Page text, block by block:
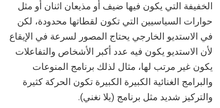
الخفيفة التي يكون فيها ضيف أو مذيعان اثنان أو مثل
حوارات السياسيين التي تكون لقطاتها محدودة، لكن
في الاستديو الخارجي يحتاج المصور لسرعة في الإيقاع
لأن الاستديو يكون فيه عدد أكبر الأشخاص والتفاعلات
يكون غير مرتب لها، مثال لذلك برنامج المنوعات
والبرامج الغنائية الكبيرة الكبيرة تكون الحركة كثيرة
والتركيز شديد مثل برنامج (يلا نغني).